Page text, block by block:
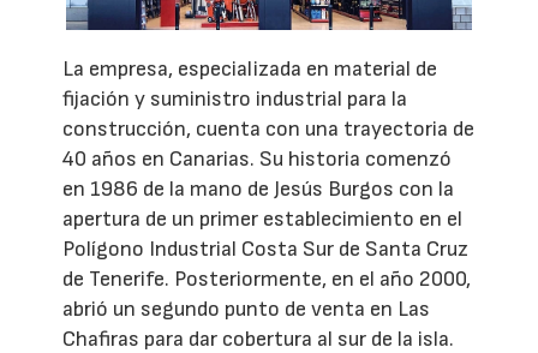
La empresa, especializada en material de
fijación y suministro industrial para la
construcción, cuenta con una trayectoria de
40 años en Canarias. Su historia comenzó
en 1986 de la mano de Jesús Burgos con la
apertura de un primer establecimiento en el
Polígono Industrial Costa Sur de Santa Cruz
de Tenerife. Posteriormente, en el año 2000,
abrió un segundo punto de venta en Las
Chafiras para dar cobertura al sur de la isla.